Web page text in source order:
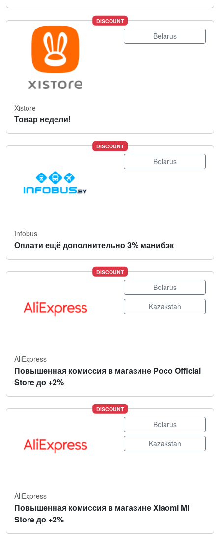
DISCOUNT
Belarus
Xistore
Товар недели!
DISCOUNT
Belarus
Infobus
Оплати ещё дополнительно 3% манибэк
DISCOUNT
Belarus
Kazakstan
AliExpress
Повышенная комиссия в магазине Poco Official
Store до +2%
DISCOUNT
Belarus
Kazakstan
AliExpress
Повышенная комиссия в магазине Xiaomi Mi
Store до +2%